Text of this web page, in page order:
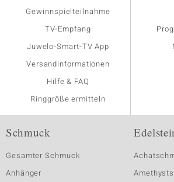
Gewinnspielteilnahme
TV-Empfang
Juwelo-Smart-TV App
Versandinformationen
Hilfe & FAQ
Ringgröße ermitteln
Schmuck
Gesamter Schmuck
Anhänger